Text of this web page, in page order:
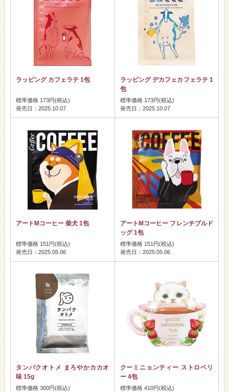
ラッピング カフェラテ 1包
標準価格 173円(税込)
発売日：2025.10.07
ラッピング デカフェカフェラテ 1
包
標準価格 173円(税込)
発売日：2025.10.07
アートMコーヒー 柴犬 1包
標準価格 151円(税込)
発売日：2025.05.06
アートMコーヒー フレンチブルド
ッグ 1包
標準価格 151円(税込)
発売日：2025.05.06
タンパクオトメ まろやかカカオ
味 15g
標準価格 300円(税込)
クーミニョンティー ストロベリ
ー 4包
標準価格 410円(税込)